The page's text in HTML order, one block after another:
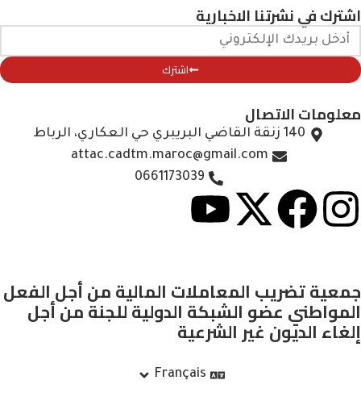
اشترك في نشرتنا الاخبارية
اشترك
معلومات الاتصال
140 زنقة القاضي البريبري حي العكاري، الرباط
attac.cadtm.maroc@gmail.com
0661173039
جمعية تضريب المعاملات المالية من أجل الفعل
المواطني عضو الشبكة الدولية للجنة من أجل
إلغاء الديون غير الشرعية
Français